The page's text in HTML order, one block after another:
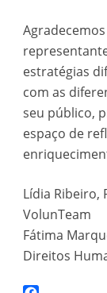
estratégias
com as
seu público,
espaço de
Lídia Ribeiro,
VolunTeam
Fátima
Direitos